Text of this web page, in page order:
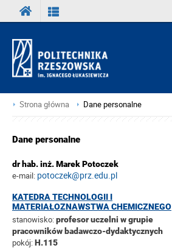
Strona główna Dane personalne
Dane personalne
dr hab. inż. Marek Potoczek
e-mail: potoczek@prz.edu.pl
KATEDRA TECHNOLOGII I
MATERIAŁOZNAWSTWA CHEMICZNEGO
stanowisko:profesor uczelni w grupie
pracowników badawczo-dydaktycznych
pokój:H.115